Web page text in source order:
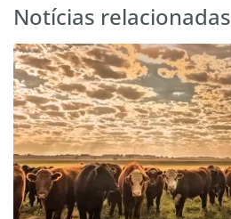
Notícias relacionadas